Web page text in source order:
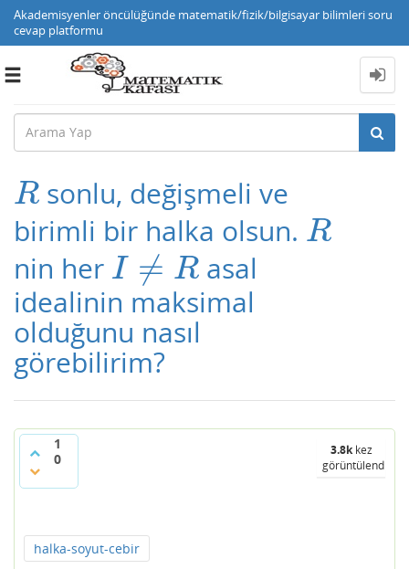
Akademisyenler öncülüğünde matematik/fizik/bilgisayar bilimleri soru
cevap platformu
Toggle
R
R sonlu, değişmeli ve
birimli bir halka olsun. R
R
nin her I ≠ R
I≠ R
asal
idealinin maksimal
olduğunu nasıl
görebilirim?
1
0
3.8kkez
görüntülendi
halka-soyut-cebir